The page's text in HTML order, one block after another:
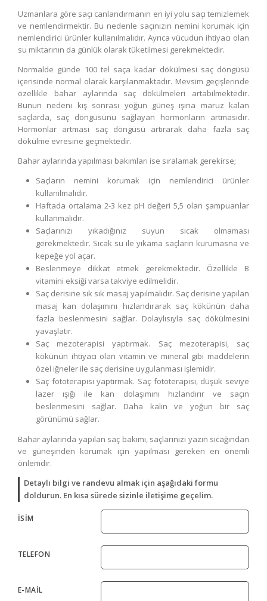
Uzmanlara göre saçı canlandırmanın en iyi yolu saçı temizlemek
ve nemlendirmektir. Bu nedenle saçınızın nemini korumak için
nemlendirici ürünler kullanılmalıdır. Ayrıca vücudun ihtiyacı olan
su miktarının da günlük olarak tüketilmesi gerekmektedir.
Normalde günde 100 tel saça kadar dökülmesi saç döngüsü
içerisinde normal olarak karşılanmaktadır. Mevsim geçişlerinde
özellikle bahar aylarında saç dökülmeleri artabilmektedir.
Bunun nedeni kış sonrası yoğun güneş ışına maruz kalan
saçlarda, saç döngüsünü sağlayan hormonların artmasıdır.
Hormonlar artması saç döngüsü artırarak daha fazla saç
dökülme evresine geçmektedir.
Bahar aylarında yapılması bakımları ise sıralamak gerekirse;
Saçların nemini korumak için nemlendirici ürünler
kullanılmalıdır.
Haftada ortalama 2-3 kez pH değeri 5,5 olan şampuanlar
kullanmalıdır.
Saçlarınızı yıkadığınız suyun sıcak olmaması
gerekmektedir. Sıcak su ile yıkama saçların kurumasna ve
kepeğe yol açar.
Beslenmeye dikkat etmek gerekmektedir. Özellikle B
vitamini eksiği varsa takviye edilmelidir.
Saç derisine sık sık masaj yapılmalıdır. Saç derisine yapılan
masaj kan dolaşımını hızlandırarak saç kökünün daha
fazla beslenmesini sağlar. Dolaylısıyla saç dökülmesini
yavaşlatır.
Saç mezoterapisi yaptırmak. Saç mezoterapisi, saç
kökünün ihtiyacı olan vitamin ve mineral gibi maddelerin
özel iğneler ile saç derisine uygulanması işlemidir.
Saç fototerapisi yaptırmak. Saç fototerapisi, düşük seviye
lazer ışığı ile kan dolaşımını hızlandırır ve saçın
beslenmesini sağlar. Daha kalın ve yoğun bir saç
görünümü sağlar.
Bahar aylarında yapılan saç bakımı, saçlarınızı yazın sıcağından
ve güneşinden korumak için yapılması gereken en önemli
önlemdir.
Detaylı bilgi ve randevu almak için aşağıdaki formu
doldurun. En kısa sürede sizinle iletişime geçelim.
İSİM
TELEFON
E-MAİL